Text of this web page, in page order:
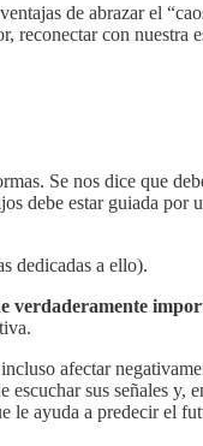
de abrazar el
reconectar con nuestra
Se nos dice que
debe estar guiada por
dedicadas a ello).
verdaderamente
afectar
sus señales y,
le ayuda a predecir el